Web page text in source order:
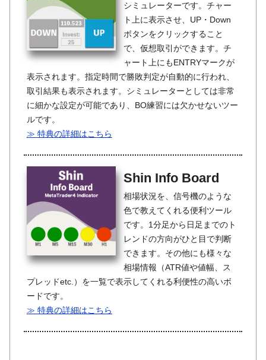
シミュレーターです。チャー
ト上に表示させ、UP・Down
ボタンをクリックすること
で、仮想取引ができます。チ
ャート上にもENTRYマークが
表示されます。指定時間で勝敗判定が自動的に行われ、
取引結果も表示されます。シミュレーターとしては非常
に細かな設定が可能であり、BO練習には欠かせないツー
ルです。
≫ 特典の詳細はこちら
Shin Info Board
相場状況を、信号機のような
色で教えてくれる便利ツール
です。1分足から日足までのト
レンドの方向がひと目で判断
できます。その他にも様々な
相場情報（ATR値や値幅、ス
プレッドetc.）を一覧で表示してくれる利便性の高いボ
ードです。
≫ 特典の詳細はこちら